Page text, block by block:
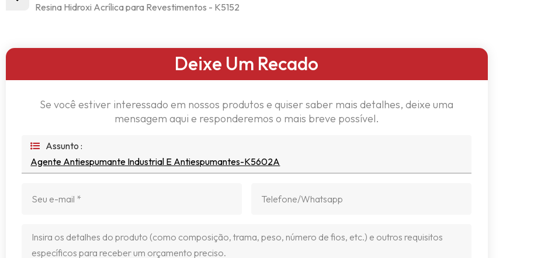
Resina Hidroxi Acrílica para Revestimentos - K5152
Deixe Um Recado
Se você estiver interessado em nossos produtos e quiser saber mais detalhes, deixe uma
mensagem aqui e responderemos o mais breve possível.
Assunto :
Agente Antiespumante Industrial E Antiespumantes-K5602A